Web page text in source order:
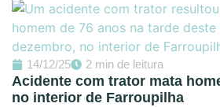
14/12/25 2 min de leitura
Acidente com trator mata
no interior de Farroupilha